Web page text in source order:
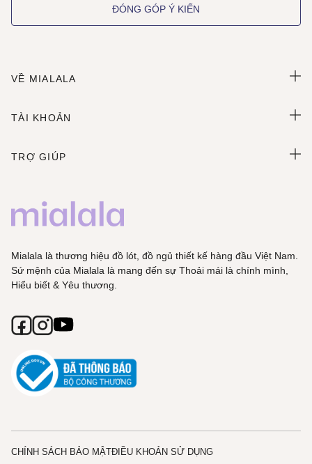
ĐÓNG GÓP Ý KIẾN
VỀ MIALALA
TÀI KHOẢN
TRỢ GIÚP
Mialala là thương hiệu đồ lót, đồ ngủ thiết kế hàng đầu Việt Nam.
Sứ mệnh của Mialala là mang đến sự Thoải mái là chính mình,
Hiểu biết & Yêu thương.
CHÍNH SÁCH BẢO MẬTĐIỀU KHOẢN SỬ DỤNG